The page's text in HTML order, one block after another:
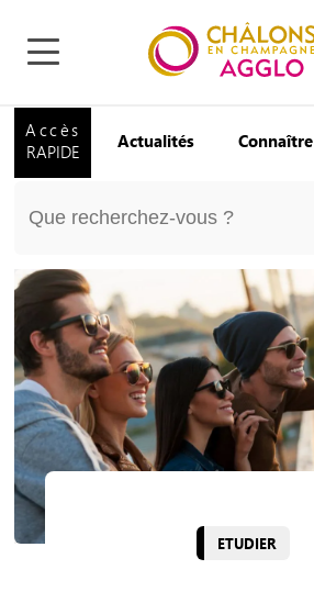
Accès
RAPIDE
Actualités Connaître
ETUDIER